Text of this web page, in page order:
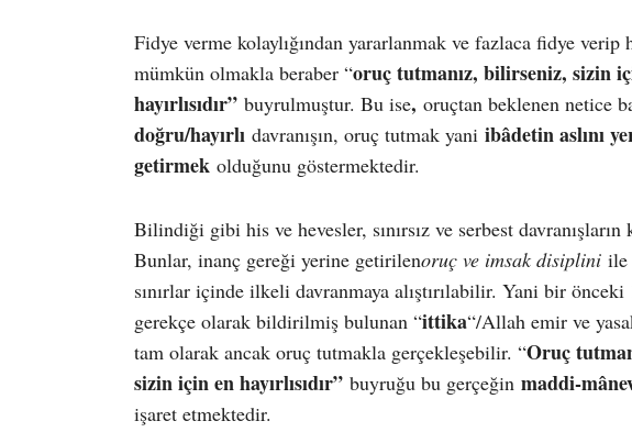
Fidye verme kolaylığından yararlanmak ve fazlaca fidye verip
mümkün olmakla beraber “oruç tutmanız, bilirseniz, sizin
hayırlısıdır” buyrulmuştur. Bu ise, oruçtan beklenen netice
doğru/hayırlı davranışın, oruç tutmak yani ibâdetin aslını
getirmek olduğunu göstermektedir.
Bilindiği gibi his ve hevesler, sınırsız ve serbest davranışların
Bunlar, inanç gereği yerine getirilenoruç ve imsak disiplini ile
sınırlar içinde ilkeli davranmaya alıştırılabilir. Yani bir önceki
gerekçe olarak bildirilmiş bulunan “ittika“/Allah emir ve
tam olarak ancak oruç tutmakla gerçekleşebilir. “Oruç
sizin için en hayırlısıdır” buyruğu bu gerçeğin maddi-
işaret etmektedir.